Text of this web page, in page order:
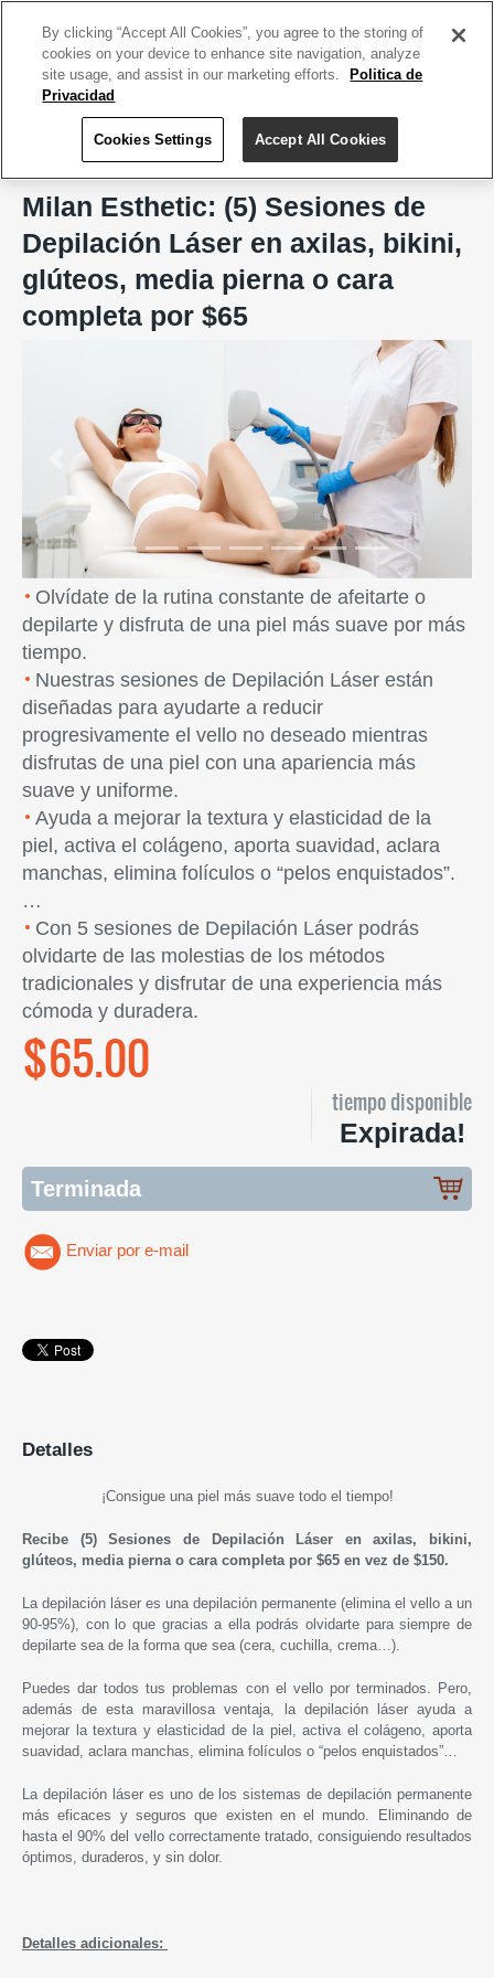
Milan Esthetic
Milan Esthetic: (5) Sesiones de
Depilación Láser en axilas, bikini,
glúteos, media pierna o cara
completa por $65
Previous Next
Olvídate de la rutina constante de afeitarte o
depilarte y disfruta de una piel más suave por más
tiempo.
Nuestras sesiones de Depilación Láser están
diseñadas para ayudarte a reducir
progresivamente el vello no deseado mientras
disfrutas de una piel con una apariencia más
suave y uniforme.
Ayuda a mejorar la textura y elasticidad de la
piel, activa el colágeno, aporta suavidad, aclara
manchas, elimina folículos o “pelos enquistados”.
…
Con 5 sesiones de Depilación Láser podrás
olvidarte de las molestias de los métodos
tradicionales y disfrutar de una experiencia más
cómoda y duradera.
$65.00
tiempo disponible
Expirada!
Terminada
Enviar por e-mail
Detalles
¡Consigue una piel más suave todo el tiempo!
Recibe (5) Sesiones de Depilación Láser en axilas, bikini,
glúteos, media pierna o cara completa por $65 en vez de $150.
La depilación láser es una depilación permanente (elimina el vello a un
90-95%), con lo que gracias a ella podrás olvidarte para siempre de
depilarte sea de la forma que sea (cera, cuchilla, crema…).
Puedes dar todos tus problemas con el vello por terminados. Pero,
además de esta maravillosa ventaja, la depilación láser ayuda a
mejorar la textura y elasticidad de la piel, activa el colágeno, aporta
suavidad, aclara manchas, elimina folículos o “pelos enquistados”…
La depilación láser es uno de los sistemas de depilación permanente
más eficaces y seguros que existen en el mundo. Eliminando de
hasta el 90% del vello correctamente tratado, consiguiendo resultados
óptimos, duraderos, y sin dolor.
Detalles adicionales:
By clicking “Accept All Cookies”, you agree to the storing of
cookies on your device to enhance site navigation, analyze
site usage, and assist in our marketing efforts.
Politica de
Privacidad
Cookies Settings Accept All Cookies